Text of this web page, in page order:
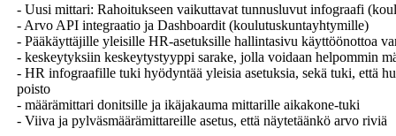
- Uusi mittari: Rahoitukseen vaikuttavat tunnusluvut infograafi
- Arvo API integraatio ja Dashboardit (koulutuskuntayhtymille)
- Pääkäyttäjille yleisille HR-asetuksille hallintasivu käyttöönottoa
- keskeytyksiin keskeytystyyppi sarake, jolla voidaan helpommin
- HR infograafille tuki hyödyntää yleisia asetuksia, sekä tuki, että
poisto
- määrämittari donitsille ja ikäjakauma mittarille aikakone-tuki
- Viiva ja pylväsmäärämittareille asetus, että näytetäänkö arvo riviä